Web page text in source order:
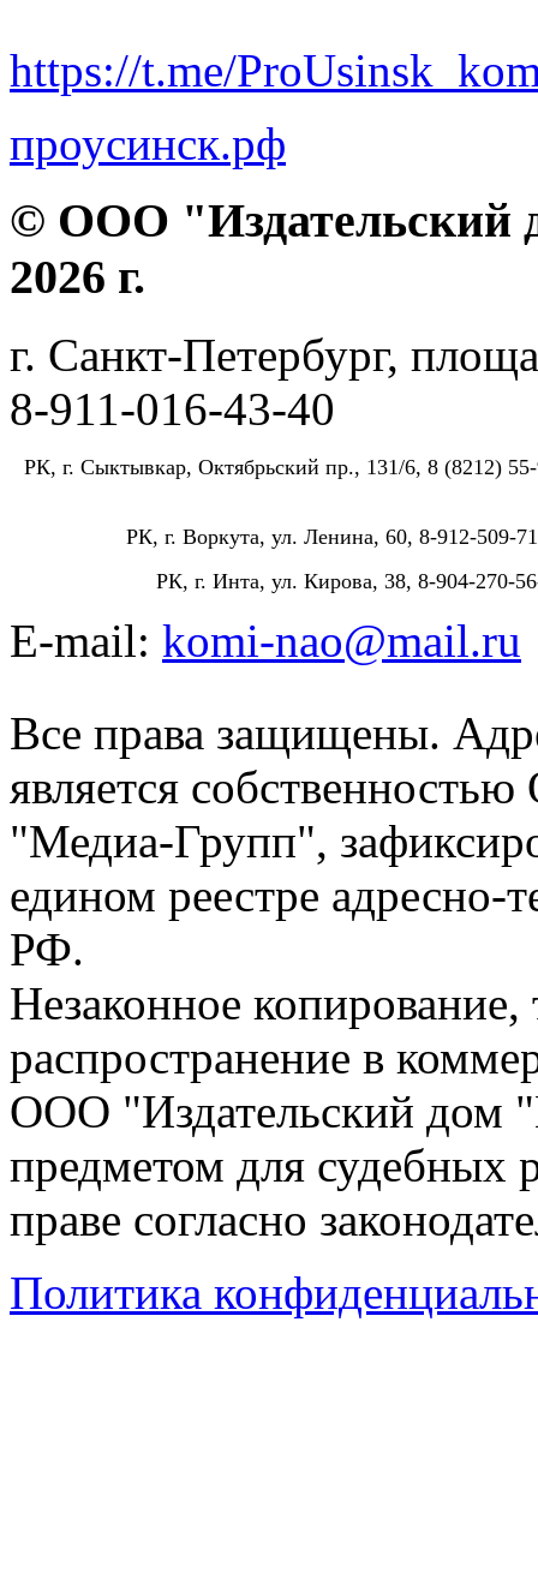
https://t.me/
проусинск.рф
© ООО "Издательский
2026 г.
г. Санкт-Петербург,
8-911-016-43-40
РК, г. Сыктывкар, Октябрьский пр., 131/6, 8 (8212)
РК, г. Воркута, ул. Ленина, 60, 8-912-509-
РК, г. Инта, ул. Кирова, 38, 8-904-270-
E-mail: komi-nao@mail.ru
Все права защищены.
является
"Медиа-Групп",
едином реестре адресно-
РФ.
Незаконное
распространение в
ООО "Издательский дом
предметом для судебных
праве согласно
Политика